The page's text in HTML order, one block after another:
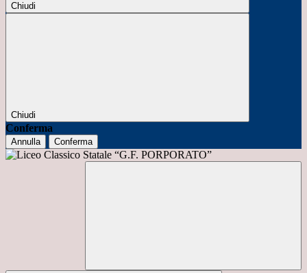
Chiudi
Chiudi
Conferma
Annulla Conferma